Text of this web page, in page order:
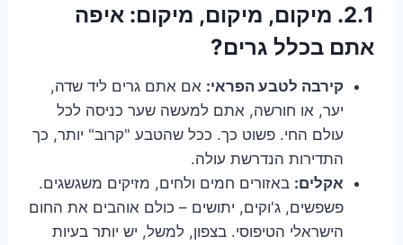
2.1. מיקום, מיקום, מיקום: איפה
אתם בכלל גרים?
קירבה לטבע הפראי: אם אתם גרים ליד שדה,
יער, או חורשה, אתם למעשה שער כניסה לכל
עולם החי. פשוט כך. ככל שהטבע "קרוב" יותר, כך
התדירות הנדרשת עולה.
אקלים: באזורים חמים ולחים, מזיקים משגשגים.
פשפשים, ג'וקים, יתושים – כולם אוהבים את החום
הישראלי הטיפוסי. בצפון, למשל, יש יותר בעיות